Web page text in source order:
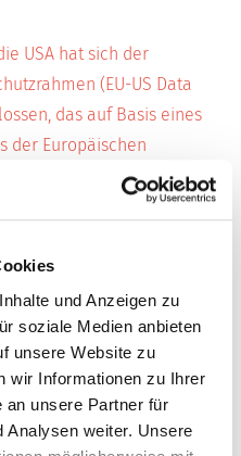
und Anzeigen zu
soziale Medien anbieten
unsere Website zu
wir Informationen zu Ihrer
an unsere Partner für
Analysen weiter. Unsere
USA hat sich der
(EU-US Data
das auf Basis eines
der Europäischen
europäischen
den CAPTCHA-Dienst
Inc., 101 Townsend